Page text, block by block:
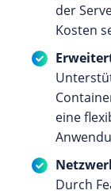
der
Kosten
eine
Durch